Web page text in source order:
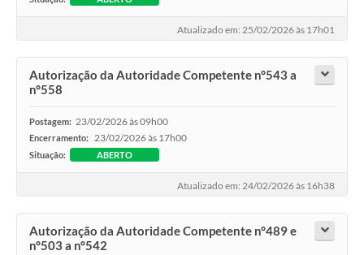
Atualizado em: 25/02/2026 às 17h01
Autorização da Autoridade Competente n°543 a
n°558
Postagem: 23/02/2026 às 09h00
Encerramento: 23/02/2026 às 17h00
Situação: ABERTO
Atualizado em: 24/02/2026 às 16h38
Autorização da Autoridade Competente n°489 e
n°503 a n°542